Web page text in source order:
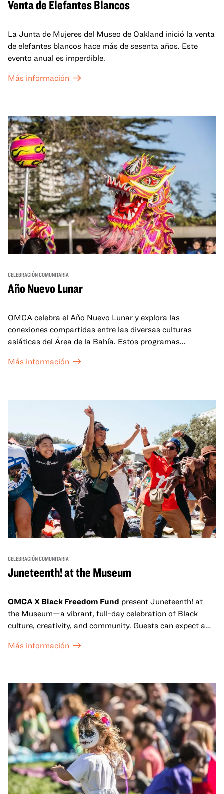
Venta de Elefantes Blancos
La Junta de Mujeres del Museo de Oakland inició la venta
de elefantes blancos hace más de sesenta años. Este
evento anual es imperdible.
Más información
CELEBRACIÓN COMUNITARIA
Año Nuevo Lunar
OMCA celebra el Año Nuevo Lunar y explora las
conexiones compartidas entre las diversas culturas
asiáticas del Área de la Bahía. Estos programas
celebran y honran las tradiciones del Año Nuevo Lunar a
un espacio para que nuestras comunidades AAPI se
reúnan y se eleven mutuamente con círculos de curación
tanto presenciales como virtuales.
Más información
CELEBRACIÓN COMUNITARIA
Juneteenth! at the Museum
OMCA X Black Freedom Fund present Juneteenth! at
the Museum—a vibrant, full-day celebration of Black
culture, creativity, and community. Guests can expect a
sets from boundary-pushing artists, delicious offerings
move, make, and connect in celebration of Black culture.
Más información